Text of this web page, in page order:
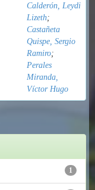
Calderón, Leydi
Lizeth;
Castañeta
Quispe, Sergio
Ramiro;
Perales
Miranda,
Víctor Hugo
1